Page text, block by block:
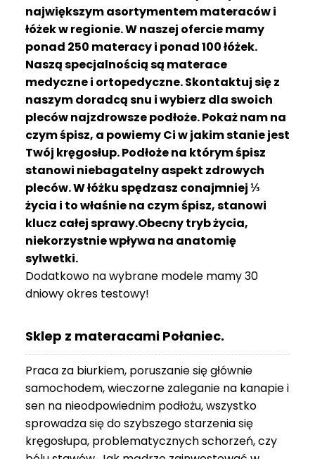
największym asortymentem materaców i
łóżek w regionie. W naszej ofercie mamy
ponad 250 materacy i ponad 100 łóżek.
Naszą specjalnością są materace
medyczne i ortopedyczne. Skontaktuj się z
naszym doradcą snu i wybierz dla swoich
pleców najzdrowsze podłoże. Pokaż nam na
czym śpisz, a powiemy Ci w jakim stanie jest
Twój kręgosłup. Podłoże na którym śpisz
stanowi niebagatelny aspekt zdrowych
pleców. W łóżku spędzasz conajmniej ⅓
życia i to właśnie na czym śpisz, stanowi
klucz całej sprawy.Obecny tryb życia,
niekorzystnie wpływa na anatomię
sylwetki.
Dodatkowo na wybrane modele mamy 30
dniowy okres testowy!
Sklep z materacami Połaniec.
Praca za biurkiem, poruszanie się głównie
samochodem, wieczorne zaleganie na kanapie i
sen na nieodpowiednim podłożu, wszystko
sprowadza się do szybszego starzenia się
kręgosłupa, problematycznych schorzeń, czy